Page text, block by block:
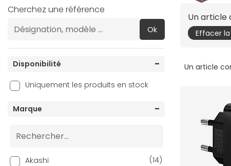
Cherchez une référence
Ok
Disponibilité
Uniquement les produits en stock
Marque
Akashi
(14)
Un article
Effacer
Un article